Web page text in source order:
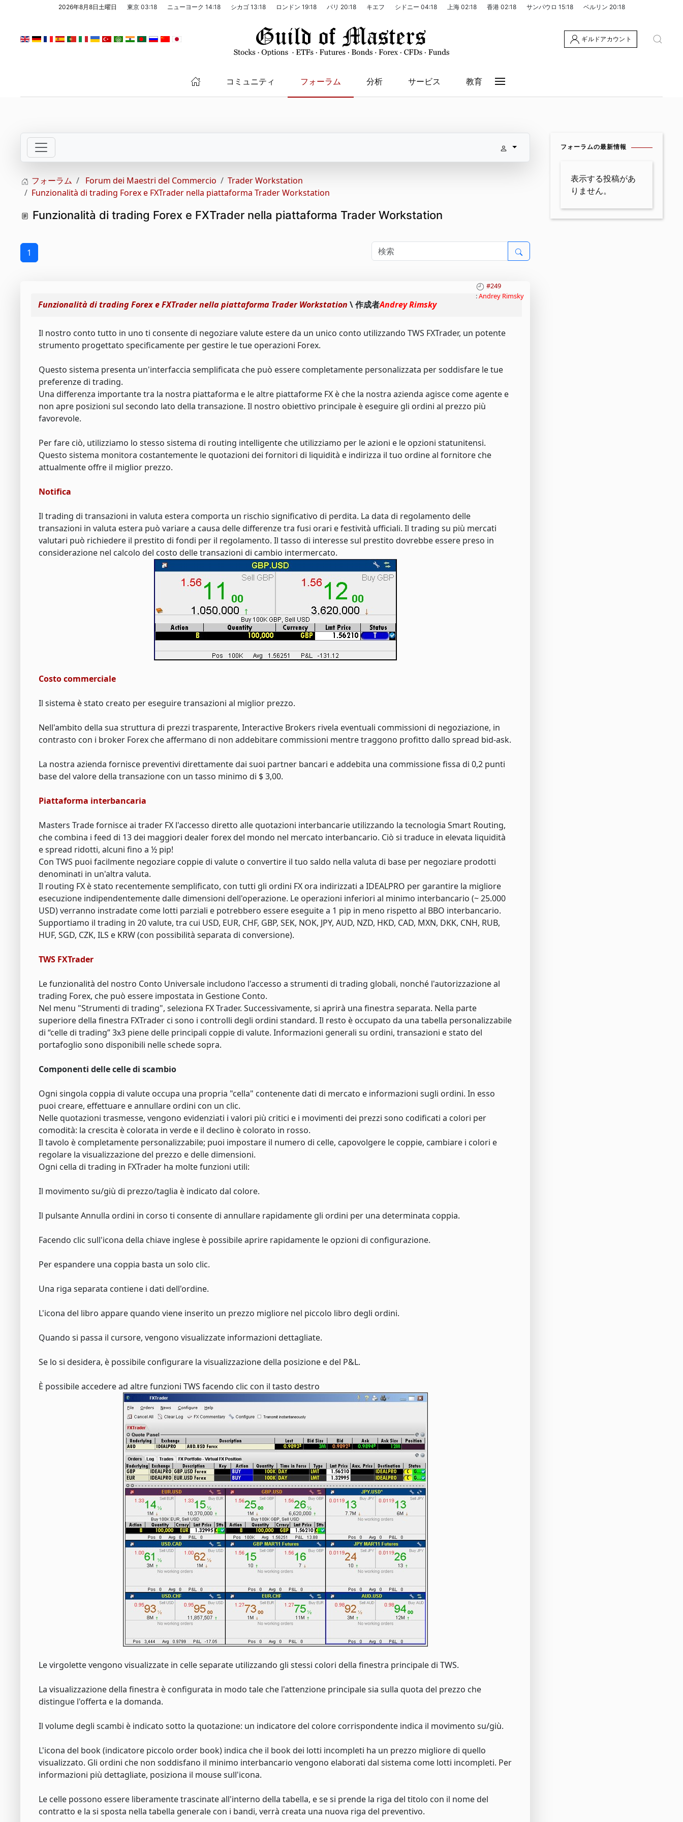
2026年8月8日土曜日 東京 03:18 ニューヨーク 14:18 シカゴ 13:18 ロンドン 19:18 パリ 20:18 キエフ シドニー 04:18 上海 02:18 香港 02:18 サンパウロ 15:18 ベルリン 20:18
ギルドアカウント
コミュニティ フォーラム 分析 サービス 教育
フォーラム Forum dei Maestri del Commercio
Trader Workstation
Funzionalità di trading Forex e FXTrader nella piattaforma Trader Workstation
Funzionalità di trading Forex e FXTrader nella piattaforma Trader Workstation
1
#249
:Andrey Rimsky
Funzionalità di trading Forex e FXTrader nella piattaforma Trader Workstation \ 作成者Andrey Rimsky
Il nostro conto tutto in uno ti consente di negoziare valute estere da un unico conto utilizzando TWS FXTrader, un potente
strumento progettato specificamente per gestire le tue operazioni Forex.
Questo sistema presenta un'interfaccia semplificata che può essere completamente personalizzata per soddisfare le tue
preferenze di trading.
Una differenza importante tra la nostra piattaforma e le altre piattaforme FX è che la nostra azienda agisce come agente e
non apre posizioni sul secondo lato della transazione. Il nostro obiettivo principale è eseguire gli ordini al prezzo più
favorevole.
Per fare ciò, utilizziamo lo stesso sistema di routing intelligente che utilizziamo per le azioni e le opzioni statunitensi.
Questo sistema monitora costantemente le quotazioni dei fornitori di liquidità e indirizza il tuo ordine al fornitore che
attualmente offre il miglior prezzo.
Notifica
Il trading di transazioni in valuta estera comporta un rischio significativo di perdita. La data di regolamento delle
transazioni in valuta estera può variare a causa delle differenze tra fusi orari e festività ufficiali. Il trading su più mercati
valutari può richiedere il prestito di fondi per il regolamento. Il tasso di interesse sul prestito dovrebbe essere preso in
considerazione nel calcolo del costo delle transazioni di cambio intermercato.
Costo commerciale
Il sistema è stato creato per eseguire transazioni al miglior prezzo.
Nell'ambito della sua struttura di prezzi trasparente, Interactive Brokers rivela eventuali commissioni di negoziazione, in
contrasto con i broker Forex che affermano di non addebitare commissioni mentre traggono profitto dallo spread bid-ask.
La nostra azienda fornisce preventivi direttamente dai suoi partner bancari e addebita una commissione fissa di 0,2 punti
base del valore della transazione con un tasso minimo di $ 3,00.
Piattaforma interbancaria
Masters Trade fornisce ai trader FX l'accesso diretto alle quotazioni interbancarie utilizzando la tecnologia Smart Routing,
che combina i feed di 13 dei maggiori dealer forex del mondo nel mercato interbancario. Ciò si traduce in elevata liquidità
e spread ridotti, alcuni fino a ½ pip!
Con TWS puoi facilmente negoziare coppie di valute o convertire il tuo saldo nella valuta di base per negoziare prodotti
denominati in un'altra valuta.
Il routing FX è stato recentemente semplificato, con tutti gli ordini FX ora indirizzati a IDEALPRO per garantire la migliore
esecuzione indipendentemente dalle dimensioni dell'operazione. Le operazioni inferiori al minimo interbancario (~ 25.000
USD) verranno instradate come lotti parziali e potrebbero essere eseguite a 1 pip in meno rispetto al BBO interbancario.
Supportiamo il trading in 20 valute, tra cui USD, EUR, CHF, GBP, SEK, NOK, JPY, AUD, NZD, HKD, CAD, MXN, DKK, CNH, RUB,
HUF, SGD, CZK, ILS e KRW (con possibilità separata di conversione).
TWS FXTrader
Le funzionalità del nostro Conto Universale includono l'accesso a strumenti di trading globali, nonché l'autorizzazione al
trading Forex, che può essere impostata in Gestione Conto.
Nel menu "Strumenti di trading", seleziona FX Trader. Successivamente, si aprirà una finestra separata. Nella parte
superiore della finestra FXTrader ci sono i controlli degli ordini standard. Il resto è occupato da una tabella personalizzabile
di “celle di trading” 3x3 piene delle principali coppie di valute. Informazioni generali su ordini, transazioni e stato del
portafoglio sono disponibili nelle schede sopra.
Componenti delle celle di scambio
Ogni singola coppia di valute occupa una propria "cella" contenente dati di mercato e informazioni sugli ordini. In esso
puoi creare, effettuare e annullare ordini con un clic.
Nelle quotazioni trasmesse, vengono evidenziati i valori più critici e i movimenti dei prezzi sono codificati a colori per
comodità: la crescita è colorata in verde e il declino è colorato in rosso.
Il tavolo è completamente personalizzabile; puoi impostare il numero di celle, capovolgere le coppie, cambiare i colori e
regolare la visualizzazione del prezzo e delle dimensioni.
Ogni cella di trading in FXTrader ha molte funzioni utili:
Il movimento su/giù di prezzo/taglia è indicato dal colore.
Il pulsante Annulla ordini in corso ti consente di annullare rapidamente gli ordini per una determinata coppia.
Facendo clic sull'icona della chiave inglese è possibile aprire rapidamente le opzioni di configurazione.
Per espandere una coppia basta un solo clic.
Una riga separata contiene i dati dell'ordine.
L'icona del libro appare quando viene inserito un prezzo migliore nel piccolo libro degli ordini.
Quando si passa il cursore, vengono visualizzate informazioni dettagliate.
Se lo si desidera, è possibile configurare la visualizzazione della posizione e del P&L.
È possibile accedere ad altre funzioni TWS facendo clic con il tasto destro
Le virgolette vengono visualizzate in celle separate utilizzando gli stessi colori della finestra principale di TWS.
La visualizzazione della finestra è configurata in modo tale che l'attenzione principale sia sulla quota del prezzo che
distingue l'offerta e la domanda.
Il volume degli scambi è indicato sotto la quotazione: un indicatore del colore corrispondente indica il movimento su/giù.
L'icona del book (indicatore piccolo order book) indica che il book dei lotti incompleti ha un prezzo migliore di quello
visualizzato. Gli ordini che non soddisfano il minimo interbancario vengono elaborati dal sistema come lotti incompleti. Per
informazioni più dettagliate, posiziona il mouse sull'icona.
Le celle possono essere liberamente trascinate all'interno della tabella, e se si prende la riga del titolo con il nome del
contratto e la si sposta nella tabella generale con i bandi, verrà creata una nuova riga del preventivo.
フォーラムの最新情報
表示する投稿があ
りません。